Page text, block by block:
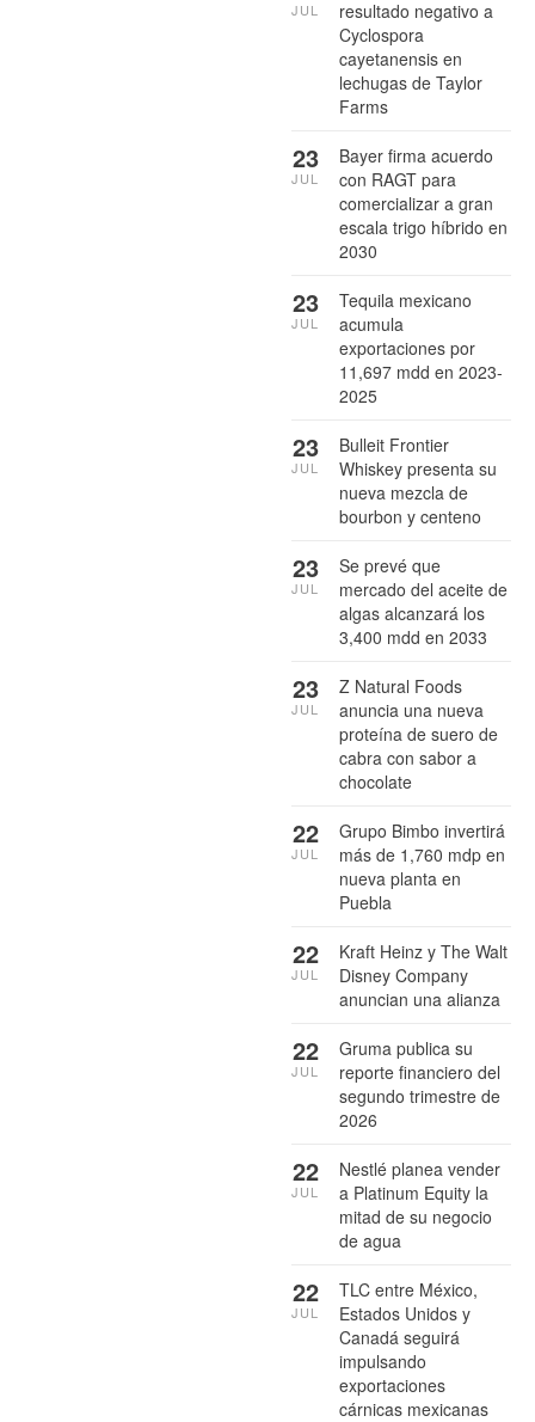
resultado negativo a
Cyclospora
cayetanensis en
lechugas de Taylor
Farms
JUL
Bayer firma acuerdo
con RAGT para
comercializar a gran
escala trigo híbrido en
2030
23
JUL
Tequila mexicano
acumula
exportaciones por
11,697 mdd en 2023-
2025
23
JUL
Bulleit Frontier
Whiskey presenta su
nueva mezcla de
bourbon y centeno
23
JUL
Se prevé que
mercado del aceite de
algas alcanzará los
3,400 mdd en 2033
23
JUL
Z Natural Foods
anuncia una nueva
proteína de suero de
cabra con sabor a
chocolate
23
JUL
Grupo Bimbo invertirá
más de 1,760 mdp en
nueva planta en
Puebla
22
JUL
Kraft Heinz y The Walt
Disney Company
anuncian una alianza
22
JUL
Gruma publica su
reporte financiero del
segundo trimestre de
2026
22
JUL
Nestlé planea vender
a Platinum Equity la
mitad de su negocio
de agua
22
JUL
TLC entre México,
Estados Unidos y
Canadá seguirá
impulsando
exportaciones
cárnicas mexicanas
22
JUL